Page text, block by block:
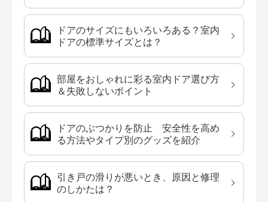
ドアのサイズにもいろいろある？室内
ドアの標準サイズとは？
部屋をおしゃれに彩る室内ドア選び方
＆失敗しないポイント
ドアのぶつかりを防止 安全性を高め
る方法やタイプ別のグッズを紹介
引き戸の滑りが悪いとき、原因と修理
のしかたは？